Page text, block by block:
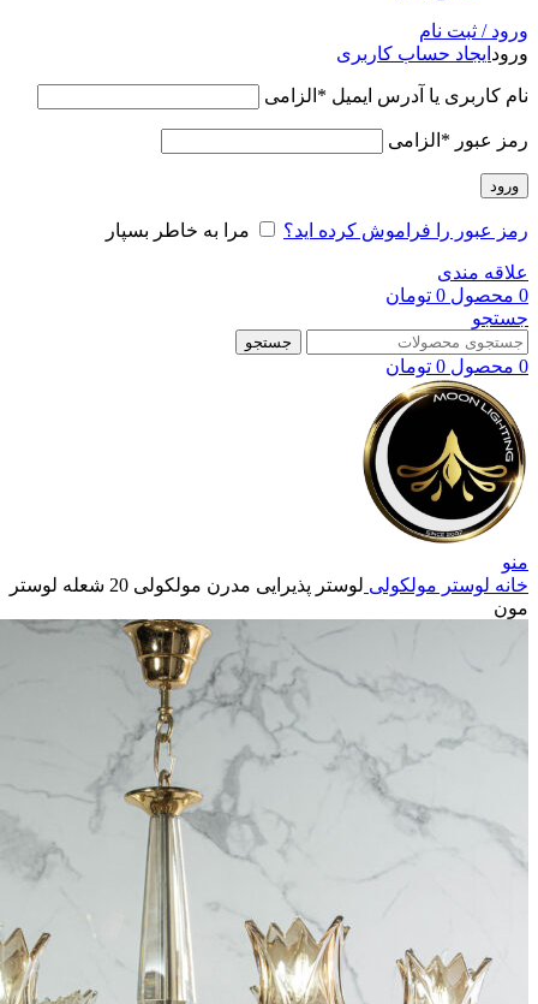
ورود / ثبت نام
ورود ایجاد حساب کاربری
نام کاربری یا آدرس ایمیل * الزامی
رمز عبور * الزامی
ورود
رمز عبور را فراموش کرده اید؟ مرا به خاطر بسپار
علاقه مندی
0 محصول 0 تومان
جستجو
جستجو
0 محصول 0 تومان
منو
خانه لوستر مولکولی
لوستر پذیرایی مدرن مولکولی 20 شعله لوستر
مون